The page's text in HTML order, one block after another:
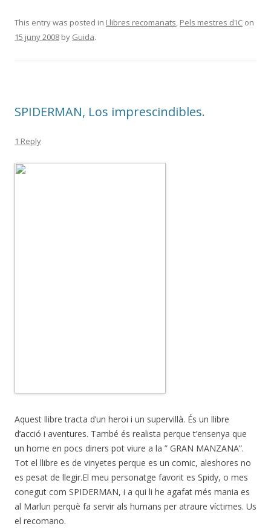
e
b
k
itt
er
m
p
ix
This entry was posted in Llibres recomanats, Pels mestres d'IC on
15 juny 2008 by Guida.
SPIDERMAN, Los imprescindibles.
1 Reply
Aquest llibre tracta d’un heroi i un supervillà. És un llibre
d’acció i aventures. També és realista perque t’ensenya que
un home en pocs diners pot viure a la ” GRAN MANZANA”.
Tot el llibre es de vinyetes perque es un comic, aleshores no
es pesat de llegir.El meu personatge favorit es Spidy, o mes
conegut com SPIDERMAN, i a qui li he agafat més mania es
al Marlun perquè fa servir als humans per atraure víctimes. Us
el recomano.